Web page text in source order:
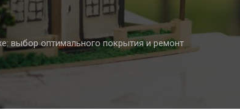
выбор оптимального покрытия и ремонт